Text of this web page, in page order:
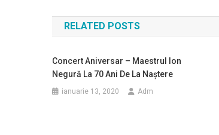
în
articole
RELATED POSTS
Concert Aniversar – Maestrul Ion
Negură La 70 Ani De La Naștere
ianuarie 13, 2020 Adm